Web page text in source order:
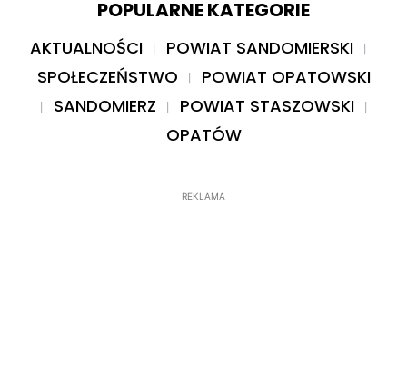
POPULARNE KATEGORIE
AKTUALNOŚCI
POWIAT SANDOMIERSKI
SPOŁECZEŃSTWO
POWIAT OPATOWSKI
SANDOMIERZ
POWIAT STASZOWSKI
OPATÓW
REKLAMA